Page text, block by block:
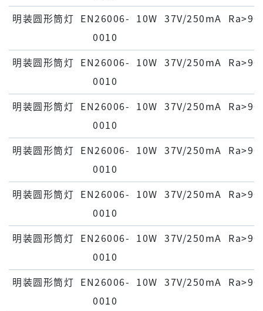
明装圆形筒灯
EN26006-
0010
10W 37V/250mA Ra>90
明装圆形筒灯
EN26006-
0010
10W 37V/250mA Ra>90
明装圆形筒灯
EN26006-
0010
10W 37V/250mA Ra>90
明装圆形筒灯
EN26006-
0010
10W 37V/250mA Ra>90
明装圆形筒灯
EN26006-
0010
10W 37V/250mA Ra>90
明装圆形筒灯
EN26006-
0010
10W 37V/250mA Ra>90
明装圆形筒灯
EN26006-
0010
10W 37V/250mA Ra>90